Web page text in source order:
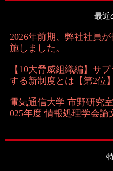
最近
2026年前期、弊社社員
施しました。
【10大脅威組織編】サ
する新制度とは【第2位】
電気通信大学 市野研究
025年度 情報処理学会論